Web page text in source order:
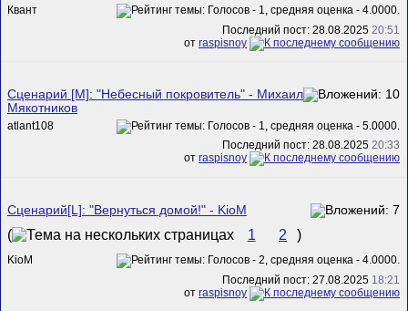
Квант
Последний пост: 28.08.2025 20:51
от raspisnoy
Сценарий [M]: "Небесный покровитель" - Михаил
Мякотников
atlant108
Последний пост: 28.08.2025 20:33
от raspisnoy
Сценарий[L]: "Вернуться домой!" - KioM
( 1 2 )
KioM
Последний пост: 27.08.2025 18:21
от raspisnoy